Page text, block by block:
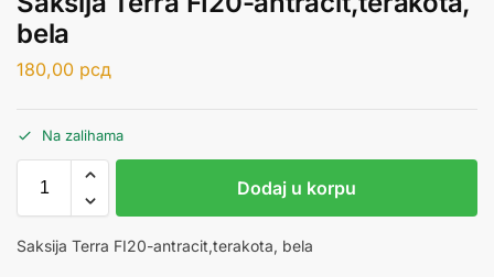
bela
180,00 рсд
Na zalihama
Dodaj u korpu
Saksija Terra FI20-antracit,terakota, bela